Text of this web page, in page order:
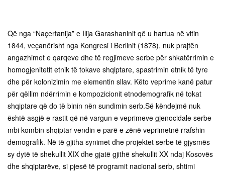
Që nga “Naçertanija” e Ilija Garashaninit që u hartua në vitin
1844, veçanërisht nga Kongresi i Berlinit (1878), nuk prajtën
angazhimet e qarqeve dhe të regjimeve serbe për shkatërrimin e
homogjenitetit etnik të tokave shqiptare, spastrimin etnik të tyre
dhe për kolonizimin me elementin sllav. Këto veprime kanë patur
për qëllim ndërrimin e kompozicionit etnodemografik në tokat
shqiptare që do të binin nën sundimin serb.Së këndejmë nuk
është asgjë e rastit që në vargun e veprimeve gjenocidale serbe
mbi kombin shqiptar vendin e parë e zënë veprimetnë rrafshin
demografik. Në të gjitha synimet dhe projektet serbe të gjysmës
sy dytë të shekullit XIX dhe gjatë gjithë shekullit XX ndaj Kosovës
dhe shqiptarëve, si pjesë të programit nacional serb, shtimi